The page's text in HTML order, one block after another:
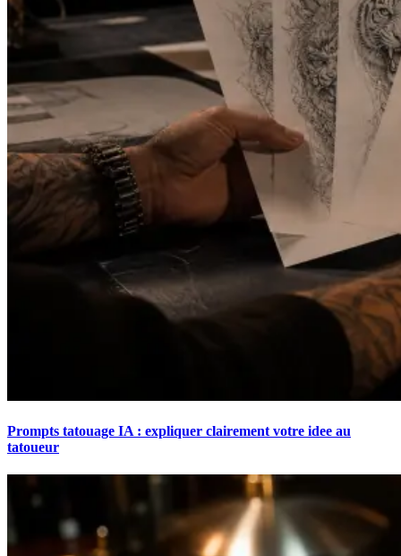
Prompts tatouage IA : expliquer clairement votre idee au
tatoueur